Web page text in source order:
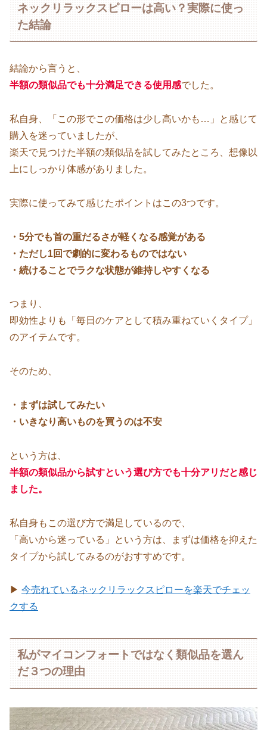
ネックリラックスピローは高い？実際に使っ
た結論
結論から言うと、
半額の類似品でも十分満足できる使用感でした。
私自身、「この形でこの価格は少し高いかも…」と感じて
購入を迷っていましたが、
楽天で見つけた半額の類似品を試してみたところ、想像以
上にしっかり体感がありました。
実際に使ってみて感じたポイントはこの3つです。
・5分でも首の重だるさが軽くなる感覚がある
・ただし1回で劇的に変わるものではない
・続けることでラクな状態が維持しやすくなる
つまり、
即効性よりも「毎日のケアとして積み重ねていくタイプ」
のアイテムです。
そのため、
・まずは試してみたい
・いきなり高いものを買うのは不安
という方は、
半額の類似品から試すという選び方でも十分アリだと感じ
ました。
私自身もこの選び方で満足しているので、
「高いから迷っている」という方は、まずは価格を抑えた
タイプから試してみるのがおすすめです。
▶ 今売れているネックリラックスピローを楽天でチェッ
クする
私がマイコンフォートではなく類似品を選ん
だ３つの理由